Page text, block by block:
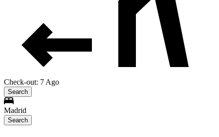
Check-out: 7 Ago
Search
Madrid
Search